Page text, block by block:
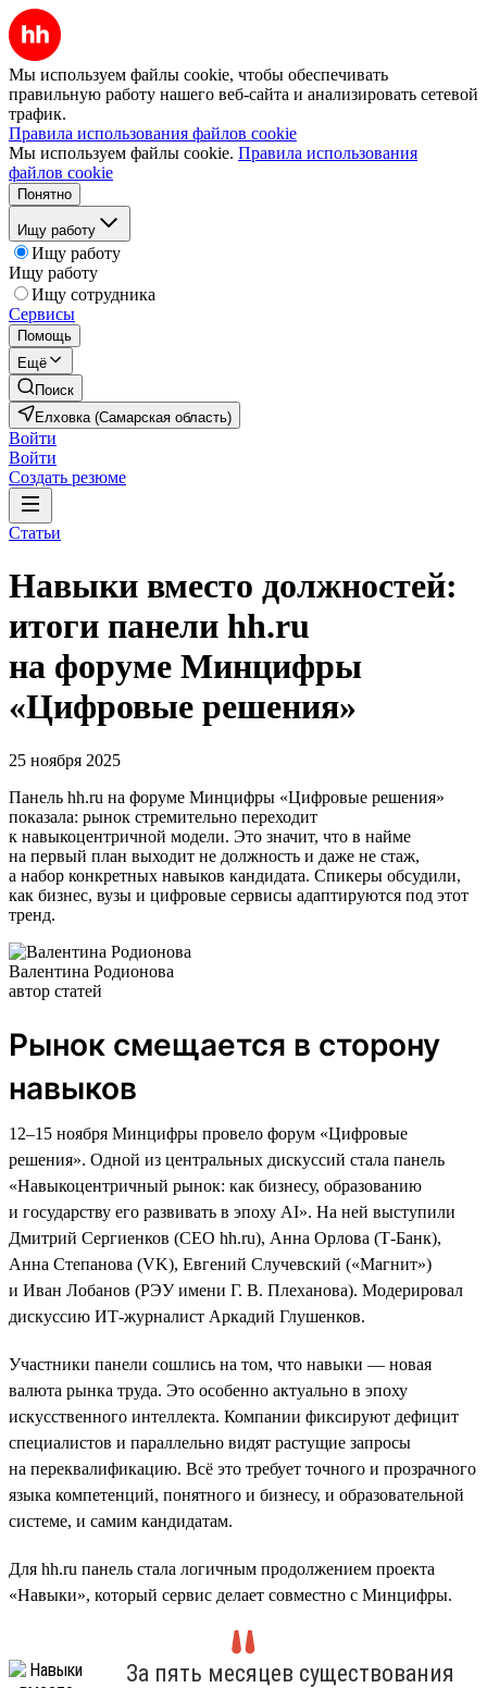
Мы используем файлы cookie, чтобы обеспечивать
правильную работу нашего веб-сайта и анализировать сетевой
трафик.
Правила использования файлов cookie
Мы используем файлы cookie. Правила использования
файлов cookie
Понятно
Ищу работу
Ищу работу
Ищу работу
Ищу сотрудника
Сервисы
Помощь
Ещё
Поиск
Елховка (Самарская область)
Войти
Войти
Создать резюме
Статьи
Навыки вместо должностей:
итоги панели hh.ru
на форуме Минцифры
«Цифровые решения»
25 ноября 2025
Панель hh.ru на форуме Минцифры «Цифровые решения»
показала: рынок стремительно переходит
к навыкоцентричной модели. Это значит, что в найме
на первый план выходит не должность и даже не стаж,
а набор конкретных навыков кандидата. Спикеры обсудили,
как бизнес, вузы и цифровые сервисы адаптируются под этот
тренд.
Валентина Родионова
автор статей
Рынок смещается в сторону
навыков
12–15 ноября Минцифры провело форум «Цифровые
решения». Одной из центральных дискуссий стала панель
«Навыкоцентричный рынок: как бизнесу, образованию
и государству его развивать в эпоху AI». На ней выступили
Дмитрий Сергиенков (CEO hh.ru), Анна Орлова (Т-Банк),
Анна Степанова (VK), Евгений Случевский («Магнит»)
и Иван Лобанов (РЭУ имени Г. В. Плеханова). Модерировал
дискуссию ИТ-журналист Аркадий Глушенков.
Участники панели сошлись на том, что навыки — новая
валюта рынка труда. Это особенно актуально в эпоху
искусственного интеллекта. Компании фиксируют дефицит
специалистов и параллельно видят растущие запросы
на переквалификацию. Всё это требует точного и прозрачного
языка компетенций, понятного и бизнесу, и образовательной
системе, и самим кандидатам.
Для hh.ru панель стала логичным продолжением проекта
«Навыки», который сервис делает совместно с Минцифры.
За пять месяцев существования